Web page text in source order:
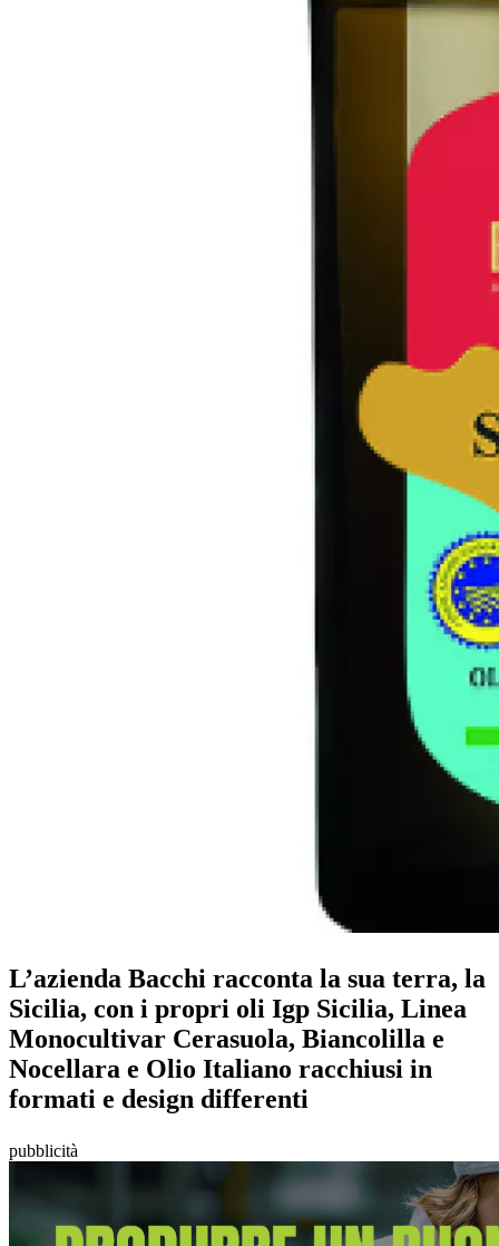
L’azienda Bacchi racconta la sua terra, la
Sicilia, con i propri oli Igp Sicilia, Linea
Monocultivar Cerasuola, Biancolilla e
Nocellara e Olio Italiano racchiusi in
formati e design differenti
pubblicità